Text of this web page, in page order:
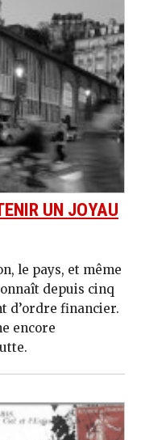
UN JOYAU
le pays, et même
depuis cinq
d’ordre financier.
encore